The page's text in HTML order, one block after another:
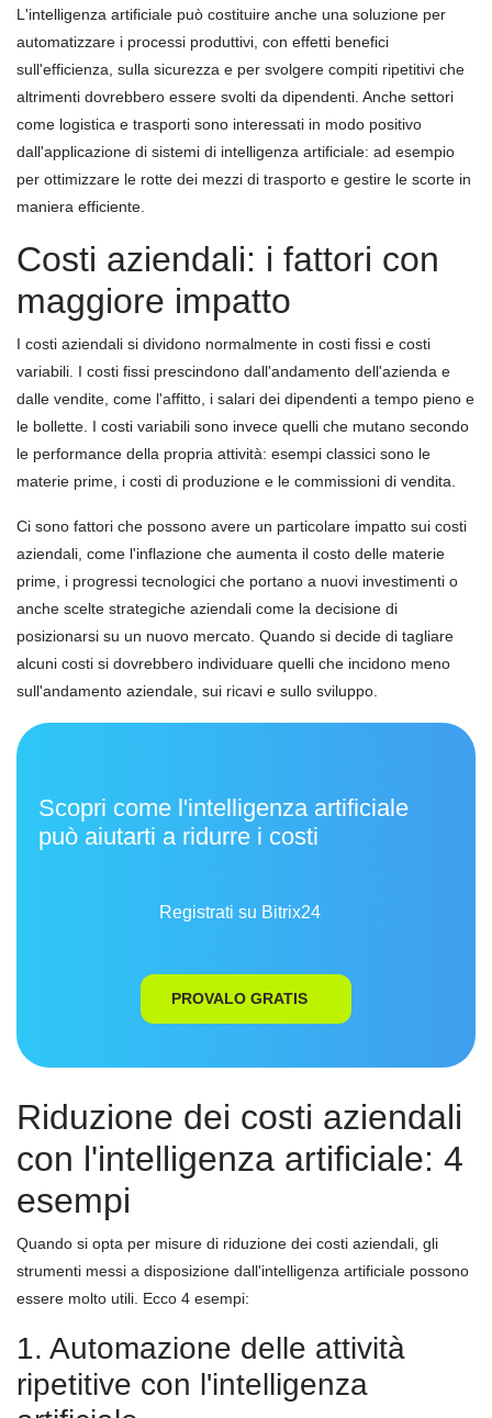
L'intelligenza artificiale può costituire anche una soluzione per
automatizzare i processi produttivi, con effetti benefici
sull'efficienza, sulla sicurezza e per svolgere compiti ripetitivi che
altrimenti dovrebbero essere svolti da dipendenti. Anche settori
come logistica e trasporti sono interessati in modo positivo
dall'applicazione di sistemi di intelligenza artificiale: ad esempio
per ottimizzare le rotte dei mezzi di trasporto e gestire le scorte in
maniera efficiente.
Costi aziendali: i fattori con
maggiore impatto
I costi aziendali si dividono normalmente in costi fissi e costi
variabili. I costi fissi prescindono dall'andamento dell'azienda e
dalle vendite, come l'affitto, i salari dei dipendenti a tempo pieno e
le bollette. I costi variabili sono invece quelli che mutano secondo
le performance della propria attività: esempi classici sono le
materie prime, i costi di produzione e le commissioni di vendita.
Ci sono fattori che possono avere un particolare impatto sui costi
aziendali, come l'inflazione che aumenta il costo delle materie
prime, i progressi tecnologici che portano a nuovi investimenti o
anche scelte strategiche aziendali come la decisione di
posizionarsi su un nuovo mercato. Quando si decide di tagliare
alcuni costi si dovrebbero individuare quelli che incidono meno
sull'andamento aziendale, sui ricavi e sullo sviluppo.
Scopri come l'intelligenza artificiale
può aiutarti a ridurre i costi
Registrati su Bitrix24
PROVALO GRATIS
Riduzione dei costi aziendali
con l'intelligenza artificiale: 4
esempi
Quando si opta per misure di riduzione dei costi aziendali, gli
strumenti messi a disposizione dall'intelligenza artificiale possono
essere molto utili. Ecco 4 esempi:
1. Automazione delle attività
ripetitive con l'intelligenza